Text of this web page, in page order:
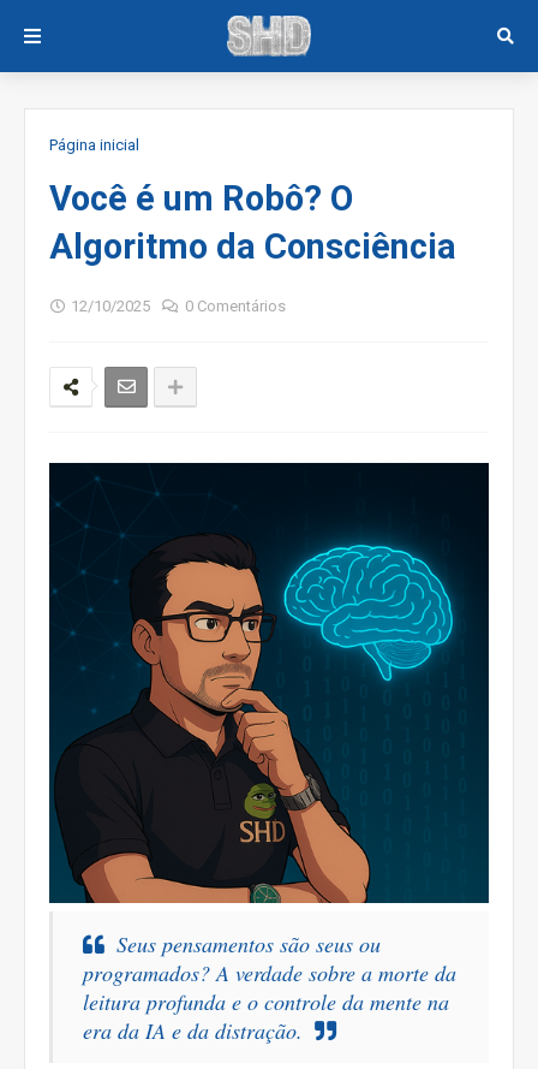
Página inicial
Você é um Robô? O
Algoritmo da Consciência
12/10/2025 0 Comentários
Seus pensamentos são seus ou
programados? A verdade sobre a morte da
leitura profunda e o controle da mente na
era da IA e da distração.